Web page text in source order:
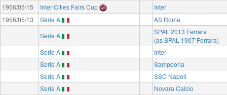
1956/05/15
Inter-Cities Fairs Cup
Inter
1956/05/13
Serie A
AS Roma
Serie A
SPAL 2013 Ferrara
(as SPAL 1907 Ferrara)
Serie A
Inter
Serie A
Sampdoria
Serie A
SSC Napoli
Serie A
Novara Calcio